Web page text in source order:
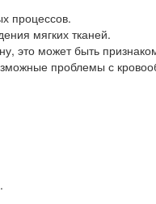
процессов.
мягких тканей.
это может быть
проблемы с